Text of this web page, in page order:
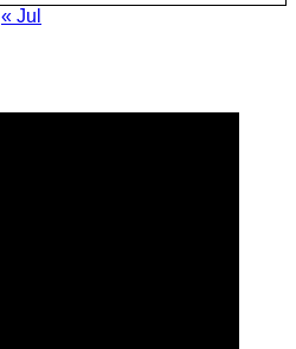
« Jul